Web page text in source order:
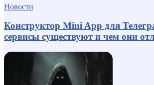
Новости
Конструктор Mini App для
сервисы существуют и чем они